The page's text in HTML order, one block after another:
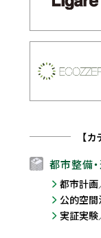
【
都市整備
都市計
公的空間
実証実